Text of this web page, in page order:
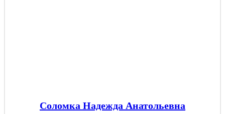
Соломка Надежда Анатольевна